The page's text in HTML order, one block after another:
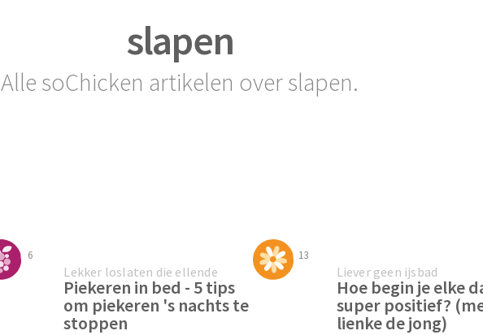
slapen
Alle soChicken artikelen over slapen.
6 13
Lekker loslaten die ellende
Piekeren in bed - 5 tips
om piekeren 's nachts te
stoppen
Liever geen ijsbad
Hoe begin je elke
super positief?
lienke de jong)